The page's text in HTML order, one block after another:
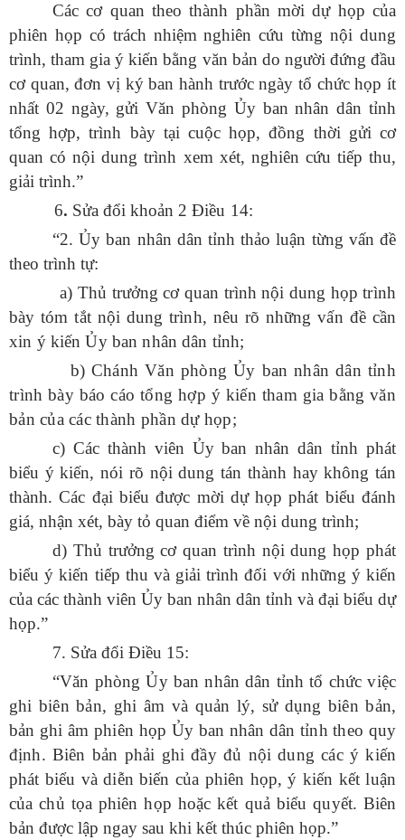
Các cơ quan theo thành phần mời dự họp của
phiên họp có trách nhiệm nghiên cứu từng nội dung
trình, tham gia ý kiến bằng văn bản do người đứng đầu
cơ quan, đơn vị ký ban hành trước ngày tổ chức họp ít
nhất 02 ngày, gửi Văn phòng Ủy ban nhân dân tỉnh
tổng hợp, trình bày tại cuộc họp, đồng thời gửi cơ
quan có nội dung trình xem xét, nghiên cứu tiếp thu,
giải trình.”
6. Sửa đổi khoản 2 Điều 14:
“2. Ủy ban nhân dân tỉnh thảo luận từng vấn đề
theo trình tự:
a) Thủ trưởng cơ quan trình nội dung họptrình
bày tóm tắt nội dung trình, nêu rõ những vấn đề cần
xin ý kiến Ủy ban nhân dân tỉnh;
b) Chánh Văn phòng Ủy ban nhân dân tỉnh
trình bày báo cáo tổng hợp ý kiến tham gia bằng văn
bản của các thành phần dự họp;
c) Các thành viên Ủy ban nhân dân tỉnh phát
biểu ý kiến, nói rõ nội dung tán thành hay không tán
thành. Các đại biểu được mời dự họp phát biểu đánh
giá, nhận xét, bày tỏ quan điểm về nội dung trình;
d) Thủ trưởng cơ quan trình nội dung họp phát
biểu ý kiến tiếp thu và giải trình đối với những ý kiến
của các thành viên Ủy ban nhân dân tỉnh và đại biểu dự
họp.”
7. Sửa đổi Điều 15:
“Văn phòng Ủy ban nhân dân tỉnh tổ chức việc
ghi biên bản, ghi âm và quản lý, sử dụng biên bản,
bản ghi âm phiên họp Ủy ban nhân dân tỉnh theo quy
định. Biên bản phải ghi đầy đủ nội dung các ý kiến
phát biểu và diễn biến của phiên họp, ý kiến kết luận
của chủ tọa phiên họp hoặc kết quả biểu quyết. Biên
bản được lập ngay sau khi kết thúc phiên họp.”